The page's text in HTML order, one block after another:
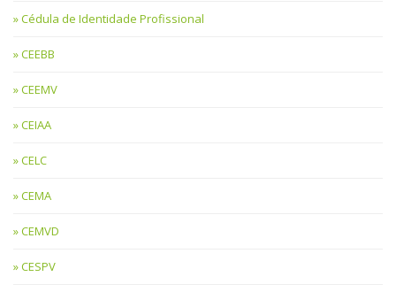
Cédula de Identidade Profissional
CEEBB
CEEMV
CEIAA
CELC
CEMA
CEMVD
CESPV